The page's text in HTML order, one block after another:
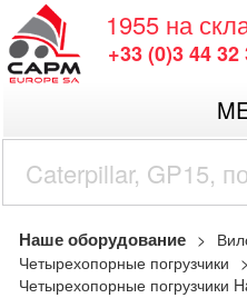
1955 на
+33 (0)3 44 32
Наше оборудование
Четырехопорные погрузчики
Четырехопорные погрузчики